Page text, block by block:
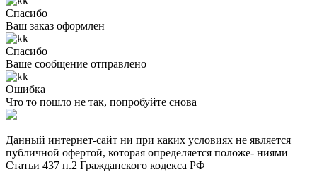
Спасибо
Ваш заказ оформлен
Спасибо
Ваше сообщение отправлено
Ошибка
Что то пошло не так, попробуйте снова
Данный интернет-сайт ни при каких условиях не является
публичной офертой, которая определяется положе- ниями
Статьи 437 п.2 Гражданского кодекса РФ